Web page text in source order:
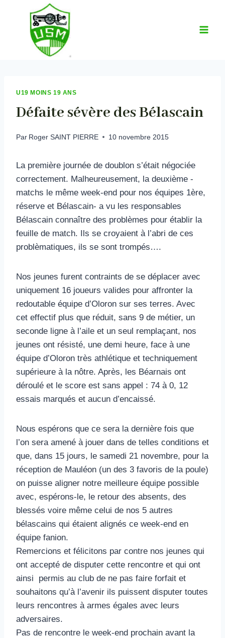
U19 MOINS 19 ANS
Défaite sévère des Bélascain
Par Roger SAINT PIERRE 10 novembre 2015
La première journée de doublon s’était négociée
correctement. Malheureusement, la deuxième -
matchs le même week-end pour nos équipes 1ère,
réserve et Bélascain- a vu les responsables
Bélascain connaître des problèmes pour établir la
feuille de match. Ils se croyaient à l’abri de ces
problèmatiques, ils se sont trompés….
Nos jeunes furent contraints de se déplacer avec
uniquement 16 joueurs valides pour affronter la
redoutable équipe d’Oloron sur ses terres. Avec
cet effectif plus que réduit, sans 9 de métier, un
seconde ligne à l’aile et un seul remplaçant, nos
jeunes ont résisté, une demi heure, face à une
équipe d’Oloron très athlétique et techniquement
supérieure à la nôtre. Après, les Béarnais ont
déroulé et le score est sans appel : 74 à 0, 12
essais marqués et aucun d’encaissé.
Nous espérons que ce sera la dernière fois que
l’on sera amené à jouer dans de telles conditions et
que, dans 15 jours, le samedi 21 novembre, pour la
réception de Mauléon (un des 3 favoris de la poule)
on puisse aligner notre meilleure équipe possible
avec, espérons-le, le retour des absents, des
blessés voire même celui de nos 5 autres
bélascains qui étaient alignés ce week-end en
équipe fanion.
Remercions et félicitons par contre nos jeunes qui
ont accepté de disputer cette rencontre et qui ont
ainsi permis au club de ne pas faire forfait et
souhaitons qu’à l’avenir ils puissent disputer toutes
leurs rencontres à armes égales avec leurs
adversaires.
Pas de rencontre le week-end prochain avant la